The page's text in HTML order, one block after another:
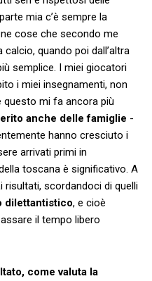
mia c’è sempre la
cose che secondo me
quando poi dall’altra
semplice. I miei giocatori
i miei insegnamenti, non
questo mi fa ancora più
anche delle famiglie -
hanno cresciuto i
arrivati primi in
toscana è significativo. A
scordandoci di quelli
dilettantistico, e cioè
il tempo libero
come valuta la